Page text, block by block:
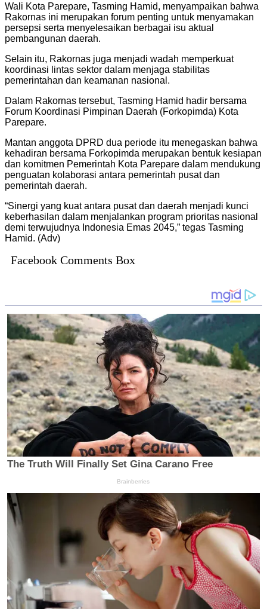
Wali Kota Parepare, Tasming Hamid, menyampaikan bahwa
Rakornas ini merupakan forum penting untuk menyamakan
persepsi serta menyelesaikan berbagai isu aktual
pembangunan daerah.
Selain itu, Rakornas juga menjadi wadah memperkuat
koordinasi lintas sektor dalam menjaga stabilitas
pemerintahan dan keamanan nasional.
Dalam Rakornas tersebut, Tasming Hamid hadir bersama
Forum Koordinasi Pimpinan Daerah (Forkopimda) Kota
Parepare.
Mantan anggota DPRD dua periode itu menegaskan bahwa
kehadiran bersama Forkopimda merupakan bentuk kesiapan
dan komitmen Pemerintah Kota Parepare dalam mendukung
penguatan kolaborasi antara pemerintah pusat dan
pemerintah daerah.
“Sinergi yang kuat antara pusat dan daerah menjadi kunci
keberhasilan dalam menjalankan program prioritas nasional
demi terwujudnya Indonesia Emas 2045,” tegas Tasming
Hamid. (Adv)
Facebook Comments Box